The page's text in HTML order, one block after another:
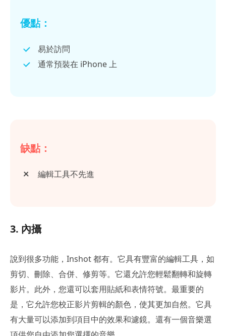
優點：
易於訪問
通常預裝在 iPhone 上
缺點：
編輯工具不先進
3. 內攝
說到很多功能，Inshot 都有。它具有豐富的編輯工具，如
剪切、刪除、合併、修剪等。它還允許您輕鬆翻轉和旋轉
影片。此外，您還可以套用貼紙和表情符號。最重要的
是，它允許您校正影片剪輯的顏色，使其更加自然。它具
有大量可以添加到項目中的效果和濾鏡。還有一個音樂選